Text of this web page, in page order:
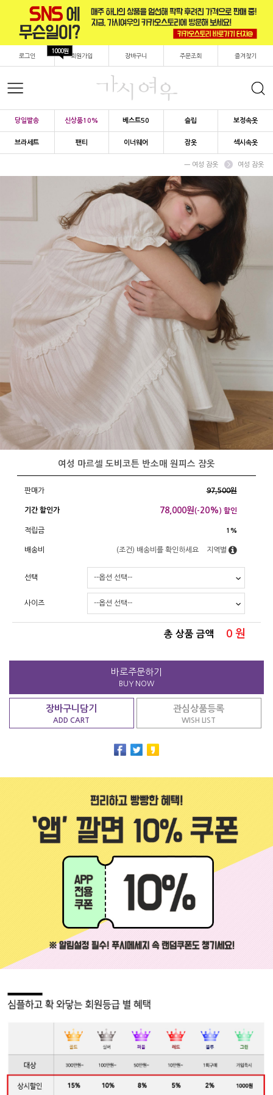
로그인 회원가입
1000원
장바구니 주문조회 즐겨찾기
당일발송 신상품10% 베스트50 슬립 보정속옷
브라세트 팬티 이너웨어 잠옷 섹시속옷
ㅡ 여성 잠옷 여성 잠옷
여성 마르셀 도비코튼 반소매 원피스 잠옷
판매가 97,500원
기간 할인가 78,000원(-20%) 할인
적립금 1%
배송비 (조건) 배송비를 확인하세요 지역별
선택
사이즈
총 상품 금액 0 원
바로주문하기
BUY NOW
장바구니담기
ADD CART
관심상품등록
WISH LIST